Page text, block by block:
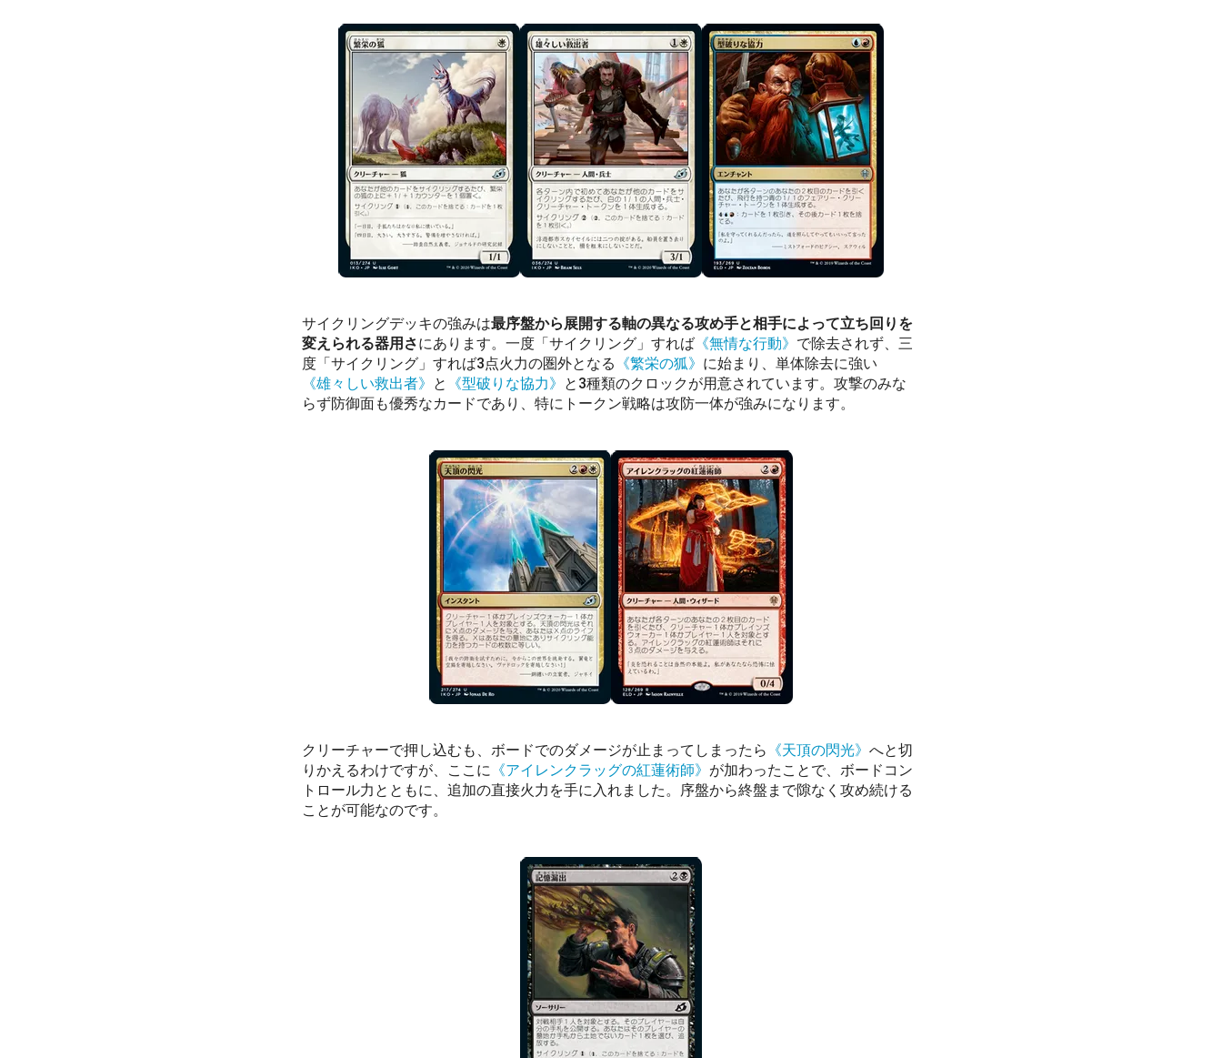
サイクリングデッキの強みは最序盤から展開する軸の異なる攻め手と相手によって立ち回りを
変えられる器用さにあります。一度「サイクリング」すれば 《無情な行動》 で除去されず、三
度「サイクリング」すれば3点火力の圏外となる 《繁栄の狐》 に始まり、単体除去に強い
《雄々しい救出者》 と 《型破りな協力》 と3種類のクロックが用意されています。攻撃のみな
らず防御面も優秀なカードであり、特にトークン戦略は攻防一体が強みになります。
クリーチャーで押し込むも、ボードでのダメージが止まってしまったら 《天頂の閃光》 へと切
りかえるわけですが、ここに 《アイレンクラッグの紅蓮術師》 が加わったことで、ボードコン
トロール力とともに、追加の直接火力を手に入れました。序盤から終盤まで隙なく攻め続ける
ことが可能なのです。